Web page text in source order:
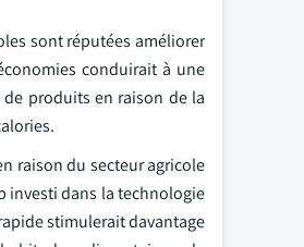
sont réputées améliorer
conduirait à une
produits en raison de la
raison du secteur agricole
investi dans la technologie
stimulerait davantage